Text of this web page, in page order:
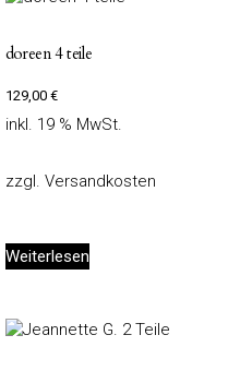
doreen 4 teile
129,00 €
inkl. 19 % MwSt.
zzgl. Versandkosten
Weiterlesen